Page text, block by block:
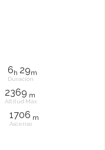
6h 29m
Duración
2369 m
Altitud Máx
1706 m
Ascenso